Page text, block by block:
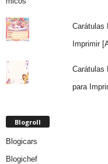
Carátulas
Imprimir
Carátulas
para
Blogroll
Blogicars
Blogichef